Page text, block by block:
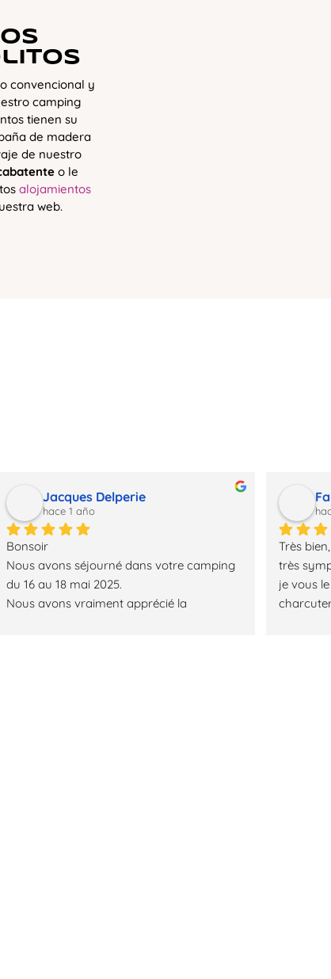
convencional y
camping
tienen su
de madera
de nuestro
o le
alojamientos
web.
Jacques Delperie
hace 1 año
Bonsoir
Nous avons séjourné dans votre camping
du 16 au 18 mai 2025.
Nous avons vraiment apprécié la
Très
très
je vous